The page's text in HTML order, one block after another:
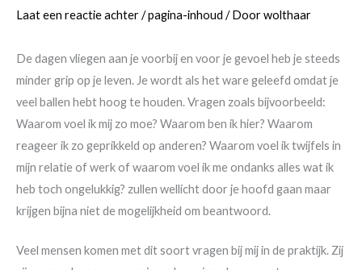
Laat een reactie achter/pagina-inhoud / Doorwolthaar
De dagen vliegen aan je voorbij en voor je gevoel heb je steeds
minder grip op je leven. Je wordt als het ware geleefd omdat je
veel ballen hebt hoog te houden. Vragen zoals bijvoorbeeld:
Waarom voel ik mij zo moe? Waarom ben ik hier? Waarom
reageer ik zo geprikkeld op anderen? Waarom voel ik twijfels in
mijn relatie of werk of waarom voel ik me ondanks alles wat ik
heb toch ongelukkig? zullen wellicht door je hoofd gaan maar
krijgen bijna niet de mogelijkheid om beantwoord.
Veel mensen komen met dit soort vragen bij mij in de praktijk. Zij